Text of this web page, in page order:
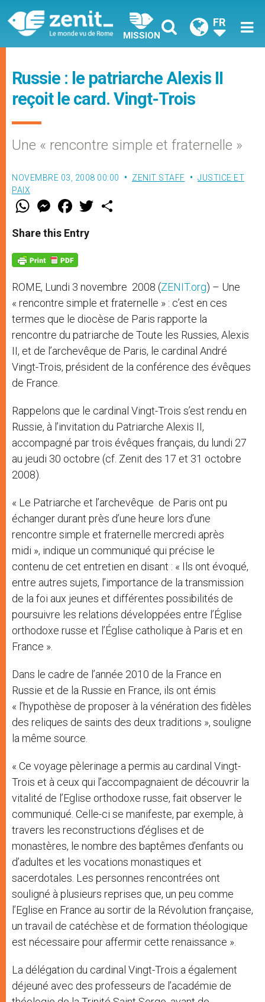
MISSION
FR
Russie : le patriarche Alexis II
reçoit le card. Vingt-Trois
Une « rencontre simple et fraternelle »
NOVEMBRE 03, 2008 00:00 ZENIT STAFF
JUSTICE ET
PAIX
W
t
s
p
p
M
e
s
e
g
e
F
a
e
b
o
k
w
Share this Entry
ROME, Lundi 3 novembre 2008 (ZENIT.org) – Une
« rencontre simple et fraternelle » : c’est en ces
termes que le diocèse de Paris rapporte la
rencontre du patriarche de Toute les Russies, Alexis
II, et de l’archevêque de Paris, le cardinal André
Vingt-Trois, président de la conférence des évêques
de France.
Rappelons que le cardinal Vingt-Trois s’est rendu en
Russie, à l’invitation du Patriarche Alexis II,
accompagné par trois évêques français, du lundi 27
au jeudi 30 octobre (cf. Zenit des 17 et 31 octobre
2008).
« Le Patriarche et l’archevêque de Paris ont pu
échanger durant près d’une heure lors d’une
rencontre simple et fraternelle mercredi après
midi », indique un communiqué qui précise le
contenu de cet entretien en disant : « Ils ont évoqué,
entre autres sujets, l’importance de la transmission
de la foi aux jeunes et différentes possibilités de
poursuivre les relations développées entre l’Église
orthodoxe russe et l’Église catholique à Paris et en
France ».
Dans le cadre de l’année 2010 de la France en
Russie et de la Russie en France, ils ont émis
« l’hypothèse de proposer à la vénération des fidèles
des reliques de saints des deux traditions », souligne
la même source.
« Ce voyage pèlerinage a permis au cardinal Vingt-
Trois et à ceux qui l’accompagnaient de découvrir la
vitalité de l’Eglise orthodoxe russe, fait observer le
communiqué. Celle-ci se manifeste, par exemple, à
travers les reconstructions d’églises et de
monastères, le nombre des baptêmes d’enfants ou
d’adultes et les vocations monastiques et
sacerdotales. Les personnes rencontrées ont
souligné à plusieurs reprises que, un peu comme
l’Eglise en France au sortir de la Révolution française,
un travail de catéchèse et de formation théologique
est nécessaire pour affermir cette renaissance ».
La délégation du cardinal Vingt-Trois a également
déjeuné avec des professeurs de l’académie de